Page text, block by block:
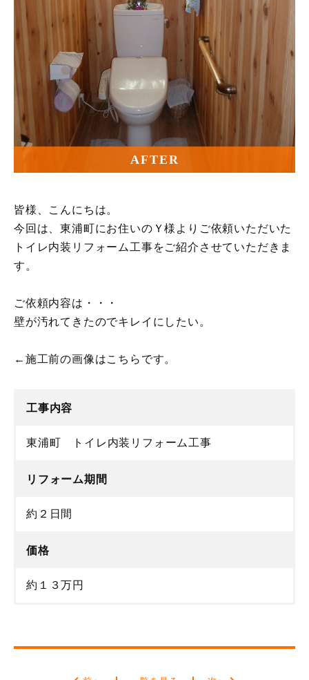
AFTER
皆様、こんにちは。
今回は、東浦町にお住いのＹ様よりご依頼いただいた
トイレ内装リフォーム工事をご紹介させていただきま
す。
ご依頼内容は・・・
壁が汚れてきたのでキレイにしたい。
←施工前の画像はこちらです。
工事内容
東浦町 トイレ内装リフォーム工事
リフォーム期間
約２日間
価格
約１３万円